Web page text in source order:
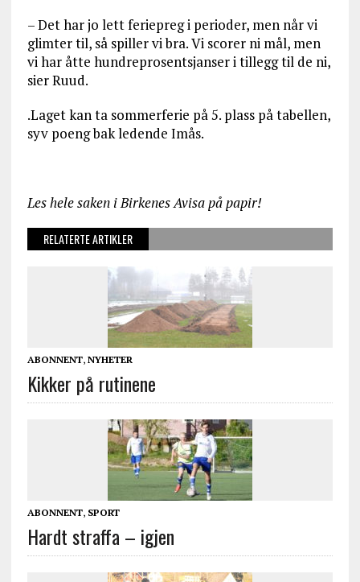
– Det har jo lett feriepreg i perioder, men når vi
glimter til, så spiller vi bra. Vi scorer ni mål, men
vi har åtte hundreprosentsjanser i tillegg til de ni,
sier Ruud.
.Laget kan ta sommerferie på 5. plass på tabellen,
syv poeng bak ledende Imås.
Les hele saken i Birkenes Avisa på papir!
RELATERTE ARTIKLER
ABONNENT, NYHETER
Kikker på rutinene
ABONNENT, SPORT
Hardt straffa – igjen